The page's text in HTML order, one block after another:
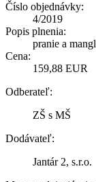
Číslo objednávky:
4/2019
Popis plnenia:
pranie a
Cena:
159,88 EUR
Odberateľ:
ZŠ s MŠ
Dodávateľ:
Jantár 2, s.r.o.